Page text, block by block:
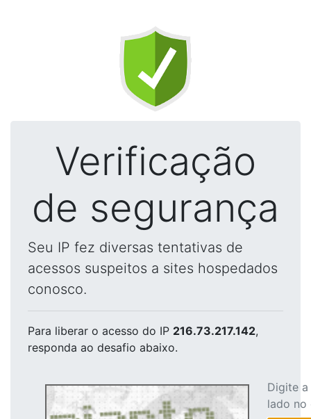
Verificação
de segurança
Seu IP fez diversas tentativas de
acessos suspeitos a sites hospedados
conosco.
Para liberar o acesso do IP 216.73.217.142,
responda ao desafio abaixo.
Digite
lado no